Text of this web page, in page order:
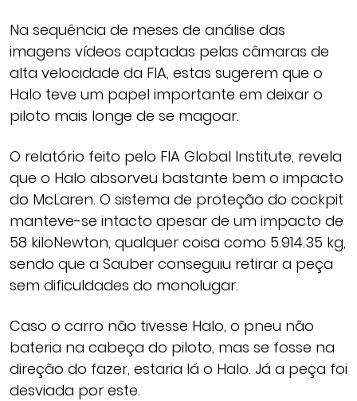
Na sequência de meses de análise das
imagens vídeos captadas pelas câmaras de
alta velocidade da FIA, estas sugerem que o
Halo teve um papel importante em deixar o
piloto mais longe de se magoar.
O relatório feito pelo FIA Global Institute, revela
que o Halo absorveu bastante bem o impacto
do McLaren. O sistema de proteção do cockpit
manteve-se intacto apesar de um impacto de
58 kiloNewton, qualquer coisa como 5.914.35 kg,
sendo que a Sauber conseguiu retirar a peça
sem dificuldades do monolugar.
Caso o carro não tivesse Halo, o pneu não
bateria na cabeça do piloto, mas se fosse na
direção do fazer, estaria lá o Halo. Já a peça foi
desviada por este.